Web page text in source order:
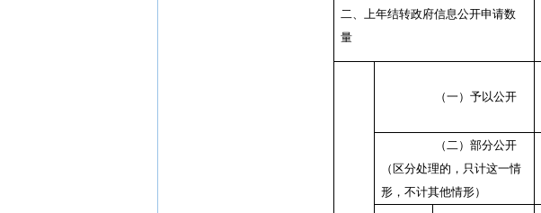
二、上年结转政府信息公开申请数
量
（一）予以公开
（二）部分公开
（区分处理的，只计这一情
形，不计其他情形）